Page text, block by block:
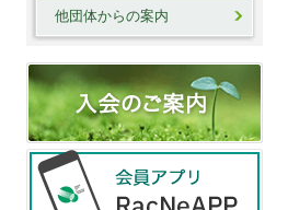
他団体からの案内